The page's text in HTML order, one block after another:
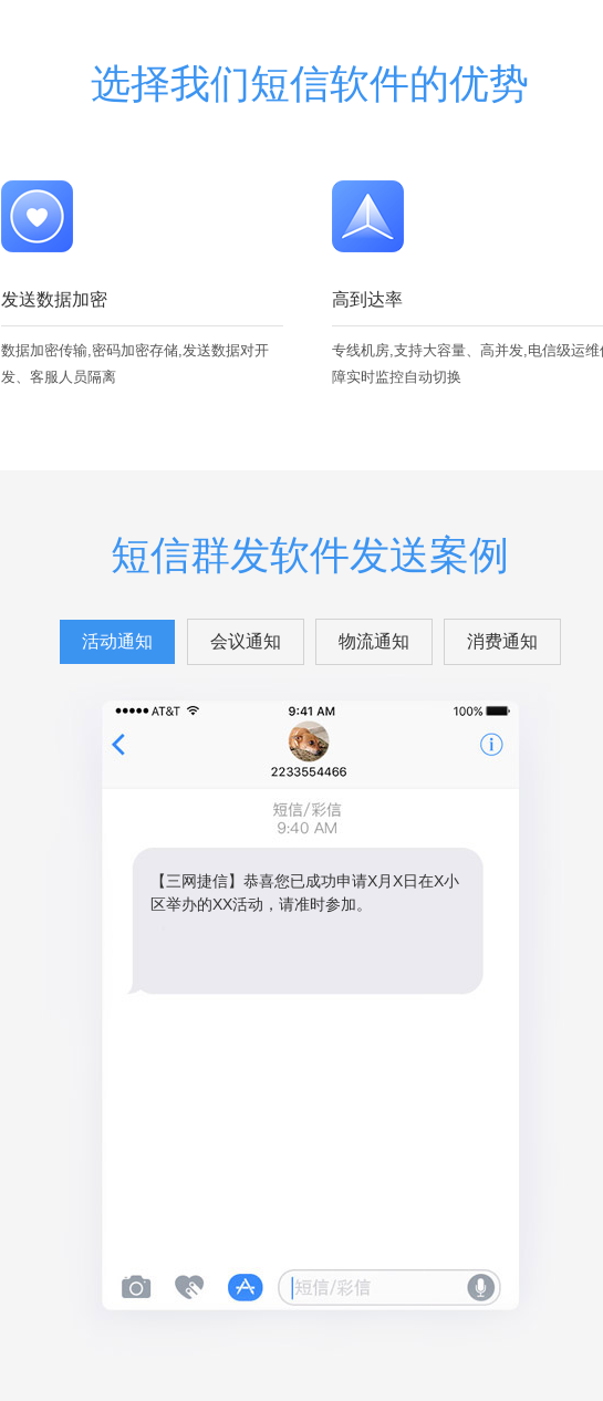
选择我们短信软件的优势
发送数据加密
数据加密传输,密码加密存储,发送数据对开
发、客服人员隔离
高到达率
专线机房,支持大容量、高并发,电信级运维
障实时监控自动切换
短信群发软件发送案例
活动通知 会议通知 物流通知 消费通知
【三网捷信】恭喜您已成功申请X月X日在X小
区举办的XX活动，请准时参加。